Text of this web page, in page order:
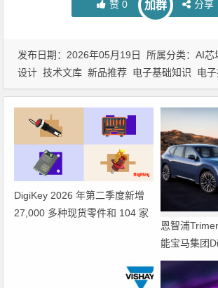
赞 0 加群 分享
发布日期：2026年05月19日 所属分类：AI芯
设计 技术文库 新品推荐 电子基础知识 电
DigiKey 2026 年第二季度新增
27,000 多种现货零件和 104 家
恩智浦
能宝马集团
命体存在检